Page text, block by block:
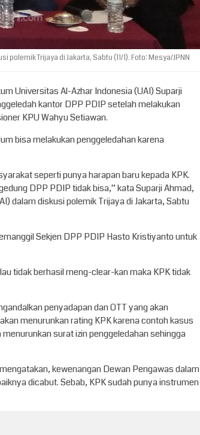
Trijaya di Jakarta, Sabtu (11/1). Foto: Mesya/JPNN
Universitas Al-Azhar Indonesia (UAI) Suparji
kantor DPP PDIP setelah melakukan
KPU Wahyu Setiawan.
bisa melakukan penggeledahan karena
seperti punya harapan baru kepada KPK.
DPP PDIP tidak bisa,” kata Suparji Ahmad,
dalam diskusi polemik Trijaya di Jakarta, Sabtu
Sekjen DPP PDIP Hasto Kristiyanto untuk
tidak berhasil meng-clear-kan maka KPK tidak
penyadapan dan OTT yang akan
menurunkan rating KPK karena contoh kasus
surat izin penggeledahan sehingga
kewenangan Dewan Pengawas dalam
dicabut. Sebab, KPK sudah punya instrumen